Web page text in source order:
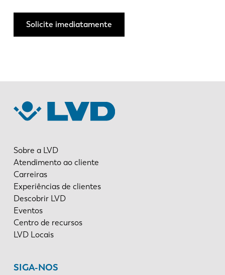
Solicite imediatamente
Sobre a LVD
Atendimento ao cliente
Carreiras
Experiências de clientes
Descobrir LVD
Eventos
Centro de recursos
LVD Locais
SIGA-NOS